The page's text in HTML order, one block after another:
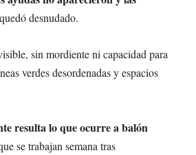
desnudado.
sin mordiente ni capacidad para
verdes desordenadas y espacios
resulta lo que ocurre a balón
se trabajan semana tras